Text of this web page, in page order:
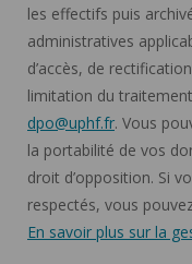
les effectifs puis
administratives
d’accès, de
limitation du
dpo@uphf.fr. Vous
la portabilité de vos
droit d’opposition. Si
respectés, vous
En savoir plus sur la